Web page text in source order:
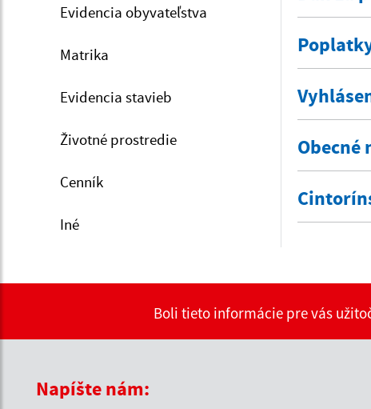
Evidencia obyvateľstva
Matrika
Evidencia stavieb
Životné prostredie
Cenník
Iné
Obecné
Boli tieto informácie pre vás
Napíšte nám: